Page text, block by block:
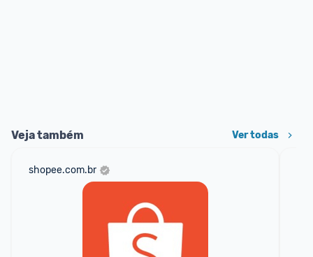
Veja também Ver todas
shopee.com.br